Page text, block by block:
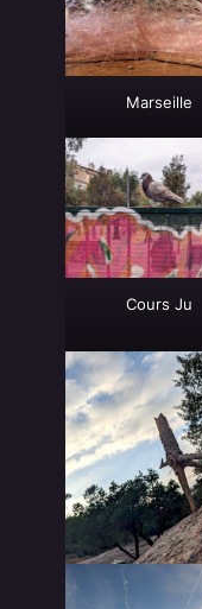
Marseille
Cours Ju